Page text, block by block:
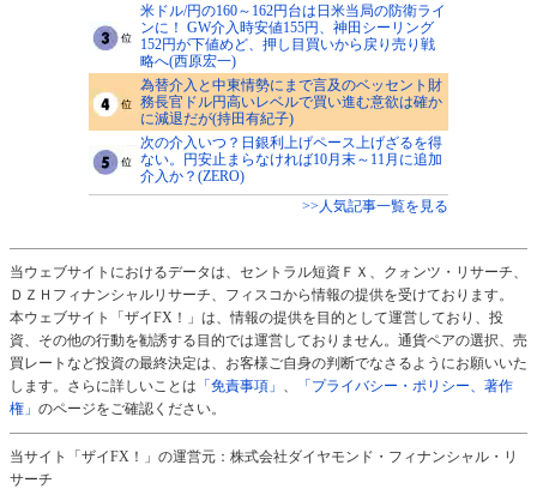
米ドル/円の160～162円台は日米当局の防衛ライ
ンに！ GW介入時安値155円、神田シーリング
152円が下値めど、押し目買いから戻り売り戦
略へ(西原宏一)
為替介入と中東情勢にまで言及のベッセント財
務長官ドル円高いレベルで買い進む意欲は確か
に減退だが(持田有紀子)
次の介入いつ？日銀利上げペース上げざるを得
ない。円安止まらなければ10月末～11月に追加
介入か？(ZERO)
>>人気記事一覧を見る
当ウェブサイトにおけるデータは、セントラル短資ＦＸ、クォンツ・リサーチ、
ＤＺＨフィナンシャルリサーチ、フィスコから情報の提供を受けております。
本ウェブサイト「ザイFX！」は、情報の提供を目的として運営しており、投
資、その他の行動を勧誘する目的では運営しておりません。通貨ペアの選択、売
買レートなど投資の最終決定は、お客様ご自身の判断でなさるようにお願いいた
します。さらに詳しいことは 「免責事項」
「プライバシー・ポリシー、著作
権」 のページをご確認ください。
当サイト「ザイFX！」の運営元：株式会社ダイヤモンド・フィナンシャル・リ
サーチ